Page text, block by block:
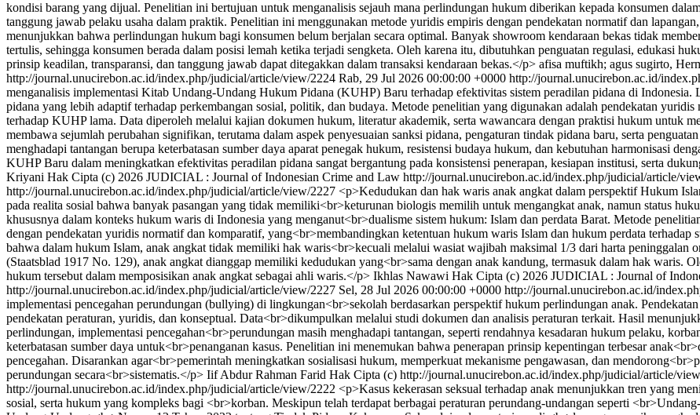
kondisi barang yang dijual. Penelitian ini bertujuan untuk menganalisis sejauh mana perlindungan hukum diberikan kepada konsumen
tanggung jawab pelaku usaha dalam praktik. Penelitian ini menggunakan metode yuridis empiris dengan pendekatan normatif dan
menunjukkan bahwa perlindungan hukum bagi konsumen belum berjalan secara optimal. Banyak showroom kendaraan bekas tidak
tertulis, sehingga konsumen berada dalam posisi lemah ketika terjadi sengketa. Oleh karena itu, dibutuhkan penguatan regulasi, edukasi
prinsip keadilan, transparansi, dan tanggung jawab dapat ditegakkan dalam transaksi kendaraan bekas.</p> afisa muftikh; agus sugirto,
http://journal.unucirebon.ac.id/index.php/judicial/article/view/2224 Rab, 29 Jul 2026 00:00:00 +0000 http://journal.unucirebon.ac.id/
menganalisis implementasi Kitab Undang-Undang Hukum Pidana (KUHP) Baru terhadap efektivitas sistem peradilan pidana di Indonesia.
pidana yang lebih adaptif terhadap perkembangan sosial, politik, dan budaya. Metode penelitian yang digunakan adalah pendekatan
terhadap KUHP lama. Data diperoleh melalui kajian dokumen hukum, literatur akademik, serta wawancara dengan praktisi hukum untuk
membawa sejumlah perubahan signifikan, terutama dalam aspek penyesuaian sanksi pidana, pengaturan tindak pidana baru, serta
menghadapi tantangan berupa keterbatasan sumber daya aparat penegak hukum, resistensi budaya hukum, dan kebutuhan harmonisasi
KUHP Baru dalam meningkatkan efektivitas peradilan pidana sangat bergantung pada konsistensi penerapan, kesiapan institusi, serta
Kriyani Hak Cipta (c) 2026 JUDICIAL : Journal of Indonesian Crime and Law http://journal.unucirebon.ac.id/index.php/judicial/article/
http://journal.unucirebon.ac.id/index.php/judicial/article/view/2227 <p>Kedudukan dan hak waris anak angkat dalam perspektif Hukum
pada realita sosial bahwa banyak pasangan yang tidak memiliki<br>keturunan biologis memilih untuk mengangkat anak, namun status
khususnya dalam konteks hukum waris di Indonesia yang menganut<br>dualisme sistem hukum: Islam dan perdata Barat. Metode
dengan pendekatan yuridis normatif dan komparatif, yang<br>membandingkan ketentuan hukum waris Islam dan hukum perdata
bahwa dalam hukum Islam, anak angkat tidak memiliki hak waris<br>kecuali melalui wasiat wajibah maksimal 1/3 dari harta peninggalan
(Staatsblad 1917 No. 129), anak angkat dianggap memiliki kedudukan yang<br>sama dengan anak kandung, termasuk dalam hak waris.
hukum tersebut dalam memposisikan anak angkat sebagai ahli waris.</p> Ikhlas Nawawi Hak Cipta (c) 2026 JUDICIAL : Journal of
http://journal.unucirebon.ac.id/index.php/judicial/article/view/2227 Sel, 28 Jul 2026 00:00:00 +0000 http://journal.unucirebon.ac.id/
implementasi pencegahan perundungan (bullying) di lingkungan<br>sekolah berdasarkan perspektif hukum perlindungan anak.
pendekatan peraturan, yuridis, dan konseptual. Data<br>dikumpulkan melalui studi dokumen dan analisis peraturan terkait. Hasil
perlindungan, implementasi pencegahan<br>perundungan masih menghadapi tantangan, seperti rendahnya kesadaran hukum pelaku,
keterbatasan sumber daya untuk<br>penanganan kasus. Penelitian ini menemukan bahwa penerapan prinsip kepentingan terbesar
pencegahan. Disarankan agar<br>pemerintah meningkatkan sosialisasi hukum, memperkuat mekanisme pengawasan, dan
perundungan secara<br>sistematis.</p> Iif Abdur Rahman Farid Hak Cipta (c) http://journal.unucirebon.ac.id/index.php/judicial/article/
http://journal.unucirebon.ac.id/index.php/judicial/article/view/2222 <p>Kasus kekerasan seksual terhadap anak menunjukkan tren yang
sosial, serta hukum yang kompleks bagi <br>korban. Meskipun telah terdapat berbagai peraturan perundang-undangan seperti